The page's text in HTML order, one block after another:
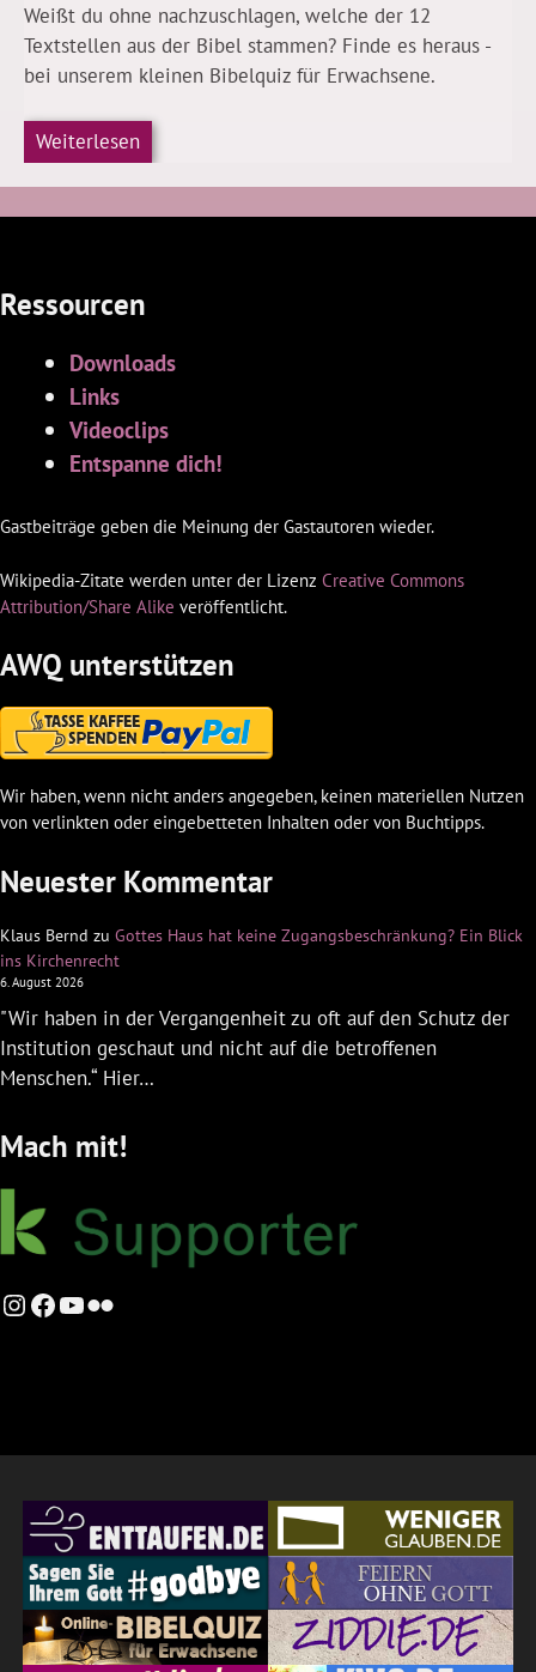
Weißt du ohne nachzuschlagen, welche der 12
Textstellen aus der Bibel stammen? Finde es heraus -
bei unserem kleinen Bibelquiz für Erwachsene.
Weiterlesen
Ressourcen
Downloads
Links
Videoclips
Entspanne dich!
Gastbeiträge geben die Meinung der Gastautoren wieder.
Wikipedia-Zitate werden unter der Lizenz Creative Commons
Attribution/Share Alike veröffentlicht.
AWQ unterstützen
Wir haben, wenn nicht anders angegeben, keinen materiellen Nutzen
von verlinkten oder eingebetteten Inhalten oder von Buchtipps.
Neuester Kommentar
Klaus Bernd zu Gottes Haus hat keine Zugangsbeschränkung? Ein Blick
ins Kirchenrecht
6. August 2026
"Wir haben in der Vergangenheit zu oft auf den Schutz der
Institution geschaut und nicht auf die betroffenen
Menschen.“ Hier…
Mach mit!
Instagram
Facebook
YouTube
Flickr